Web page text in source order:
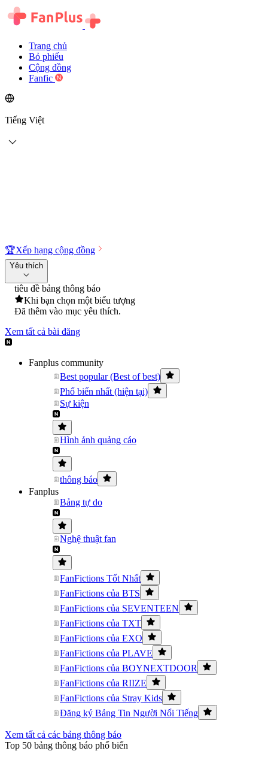
Trang chủ
Bỏ phiếu
Cộng đồng
Fanfic
Tiếng Việt
🏆Xếp hạng cộng đồng
Yêu thích
tiêu đề bảng thông báo
Khi bạn chọn một biểu tượng
Đã thêm vào mục yêu thích.
Xem tất cả bài đăng
Fanplus community
Best popular (Best of best)
Phổ biến nhất (hiện tại)
Sự kiện
Hình ảnh quảng cáo
thông báo
Fanplus
Bảng tự do
Nghệ thuật fan
FanFictions Tốt Nhất
FanFictions của BTS
FanFictions của SEVENTEEN
FanFictions của TXT
FanFictions của EXO
FanFictions của PLAVE
FanFictions của BOYNEXTDOOR
FanFictions của RIIZE
FanFictions của Stray Kids
Đăng ký Bảng Tin Người Nổi Tiếng
Xem tất cả các bảng thông báo
Top 50 bảng thông báo phổ biến